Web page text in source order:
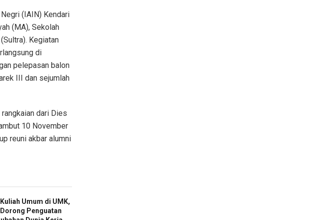
(IAIN) Kendari
(MA), Sekolah
Kegiatan
di
pelepasan balon
III dan sejumlah
dari Dies
10 November
reuni akbar alumni
Umum di UMK,
Penguatan